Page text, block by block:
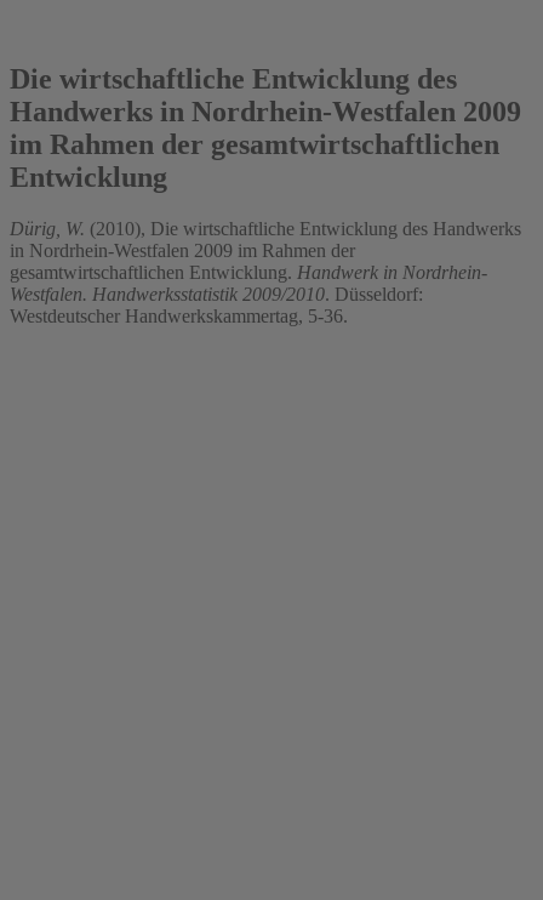
Die wirtschaftliche Entwicklung des
Handwerks in Nordrhein-Westfalen 2009
im Rahmen der gesamtwirtschaftlichen
Entwicklung
Dürig, W. (2010), Die wirtschaftliche Entwicklung des Handwerks
in Nordrhein-Westfalen 2009 im Rahmen der
gesamtwirtschaftlichen Entwicklung. Handwerk in Nordrhein-
Westfalen. Handwerksstatistik 2009/2010. Düsseldorf:
Westdeutscher Handwerkskammertag, 5-36.